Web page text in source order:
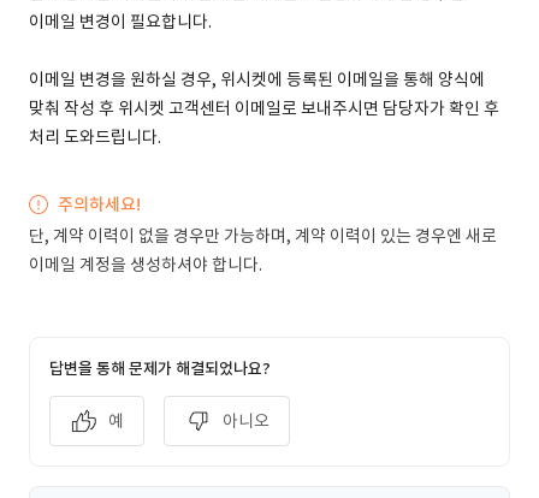
이메일 변경이 필요합니다.
이메일 변경을 원하실 경우, 위시켓에 등록된 이메일을 통해 양식에
맞춰 작성 후 위시켓 고객센터 이메일로 보내주시면 담당자가 확인 후
처리 도와드립니다.
주의하세요!
단, 계약 이력이 없을 경우만 가능하며, 계약 이력이 있는 경우엔 새로
이메일 계정을 생성하셔야 합니다.
답변을 통해 문제가 해결되었나요?
예 아니오